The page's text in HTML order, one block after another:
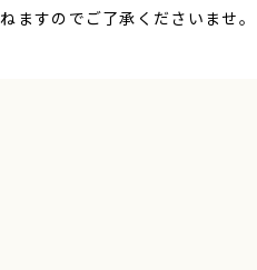
ますのでご了承くださいませ。